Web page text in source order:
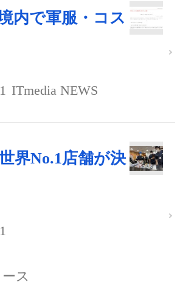
内で軍服・コス
ITmedia NEWS
界No.1店舗が決
ス